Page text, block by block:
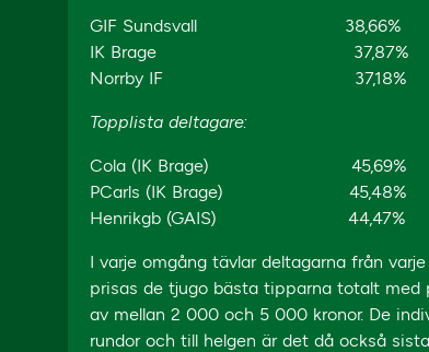
GIF Sundsvall 38,66%
IK Brage 37,87%
Norrby IF 37,18%
Topplista deltagare:
Cola (IK Brage) 45,69%
PCarls (IK Brage) 45,48%
Henrikgb (GAIS) 44,47%
I varje omgång tävlar deltagarna från
prisas de tjugo bästa tipparna totalt med
av mellan 2 000 och 5 000 kronor. De
rundor och till helgen är det då också